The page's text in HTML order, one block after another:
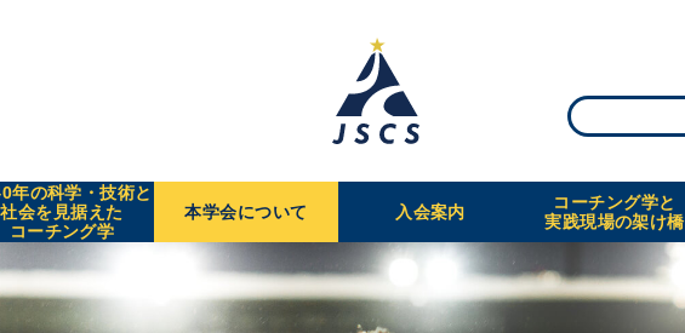
年の科学・技術と
社会を見据えた
コーチング学
本学会について 入会案内
コーチング学と
実践現場の架け橋